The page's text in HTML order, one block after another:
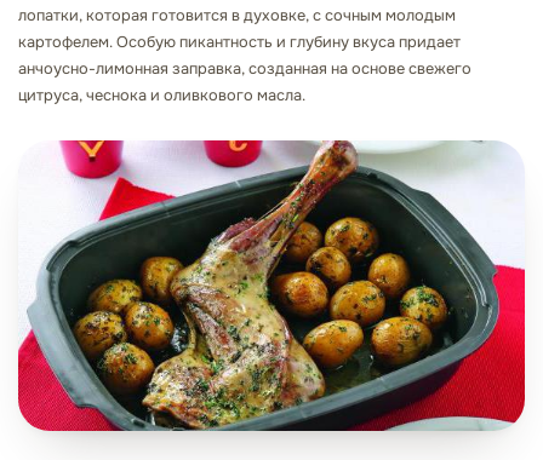
лопатки, которая готовится в духовке, с сочным молодым
картофелем. Особую пикантность и глубину вкуса придает
анчоусно-лимонная заправка, созданная на основе свежего
цитруса, чеснока и оливкового масла.